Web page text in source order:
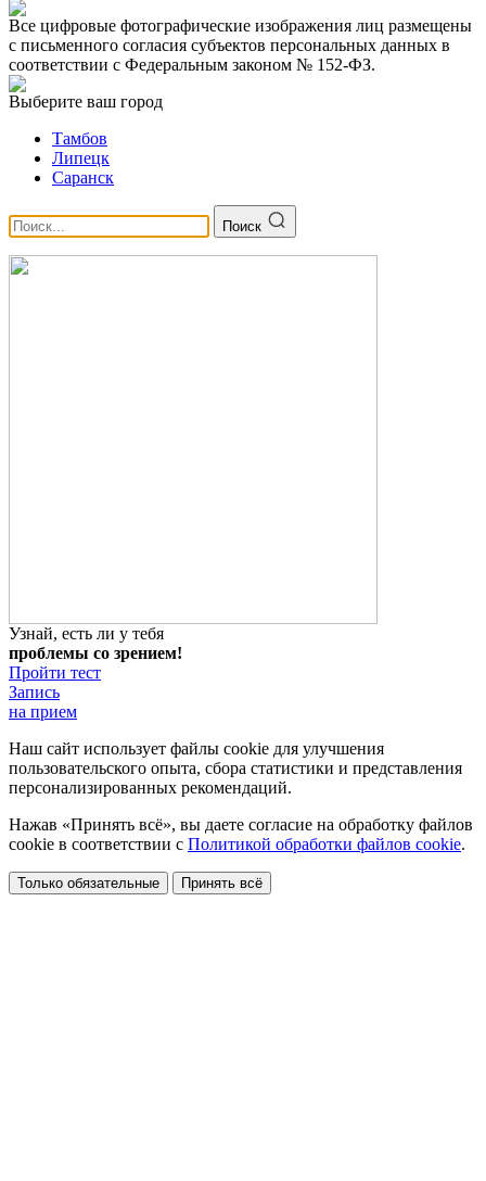
Все цифровые фотографические изображения лиц размещены
с письменного согласия субъектов персональных данных в
соответствии с Федеральным законом № 152-ФЗ.
Выберите ваш город
Тамбов
Липецк
Саранск
Поиск
Узнай, есть ли у тебя
проблемы со зрением!
Пройти тест
Запись
на прием
Наш сайт использует файлы cookie для улучшения
пользовательского опыта, сбора статистики и представления
персонализированных рекомендаций.
Нажав «Принять всё», вы даете согласие на обработку файлов
cookie в соответствии с Политикой обработки файлов cookie.
Только обязательные Принять всё